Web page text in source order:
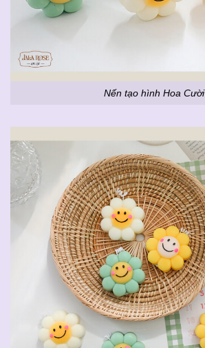
Nến tạo hình Hoa Cười